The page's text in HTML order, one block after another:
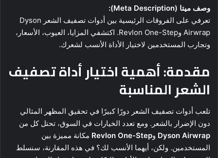
وصف ميتا (Meta Description):
تعرفي على الفروقات الرئيسية بين أدوات تصفيف الشعر Dyson
Airwrap وRevlon One-Step. اكتشفي المزايا، العيوب، الأسعار،
وتجارب المستخدمين لاختيار الأداة الأنسب لشعرك.
مقدمة: أهمية اختيار أداة تصفيف
الشعر المناسبة
تلعب أدوات تصفيف الشعر دورًا كبيرًا في تحقيق المظهر المثالي
دون الإضرار بالشعر. ومع تعدد الخيارات في السوق، تحتل كل من
Dyson Airwrap وRevlon One-Step مكانة مميزة بين
المستخدمين. ولكن، أيهما الأنسب لك؟ في هذه المقارنة، سنسلط